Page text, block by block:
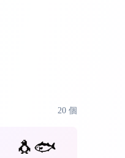
20 個
🐧🐟